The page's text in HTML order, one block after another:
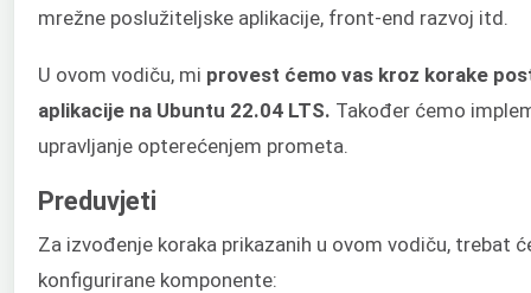
mrežne poslužiteljske aplikacije, front-end razvoj itd.
U ovom vodiču, mi provest ćemo vas kroz korake
aplikacije na Ubuntu 22.04 LTS. Također ćemo
upravljanje opterećenjem prometa.
Preduvjeti
Za izvođenje koraka prikazanih u ovom vodiču, trebat
konfigurirane komponente: